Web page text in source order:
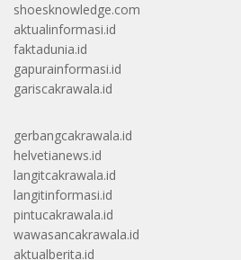
shoesknowledge.com
aktualinformasi.id
faktadunia.id
gapurainformasi.id
gariscakrawala.id
gerbangcakrawala.id
helvetianews.id
langitcakrawala.id
langitinformasi.id
pintucakrawala.id
wawasancakrawala.id
aktualberita.id